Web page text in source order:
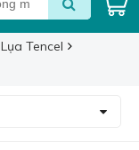
Tencel